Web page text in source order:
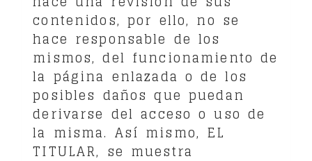
contenidos, por ello, no se
hace responsable de los
mismos, del funcionamiento de
la página enlazada o de los
posibles daños que puedan
derivarse del acceso o uso de
la misma. Así mismo, EL
TITULAR, se muestra